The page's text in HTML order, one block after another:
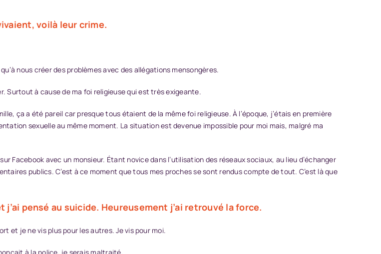
voilà leur crime.
nous créer des problèmes avec des allégations mensongères.
Surtout à cause de ma foi religieuse qui est très exigeante.
ça a été pareil car presque tous étaient de la même foi religieuse. À l’époque, j’étais en première
sexuelle au même moment. La situation est devenue impossible pour moi mais, malgré ma
Facebook avec un monsieur. Étant novice dans l’utilisation des réseaux sociaux, au lieu d’échanger
publics. C’est à ce moment que tous mes proches se sont rendus compte de tout. C’est là que
j’ai pensé au suicide. Heureusement j’ai retrouvé la force.
et je ne vis plus pour les autres. Je vis pour moi.
à la police, je serais maltraité.